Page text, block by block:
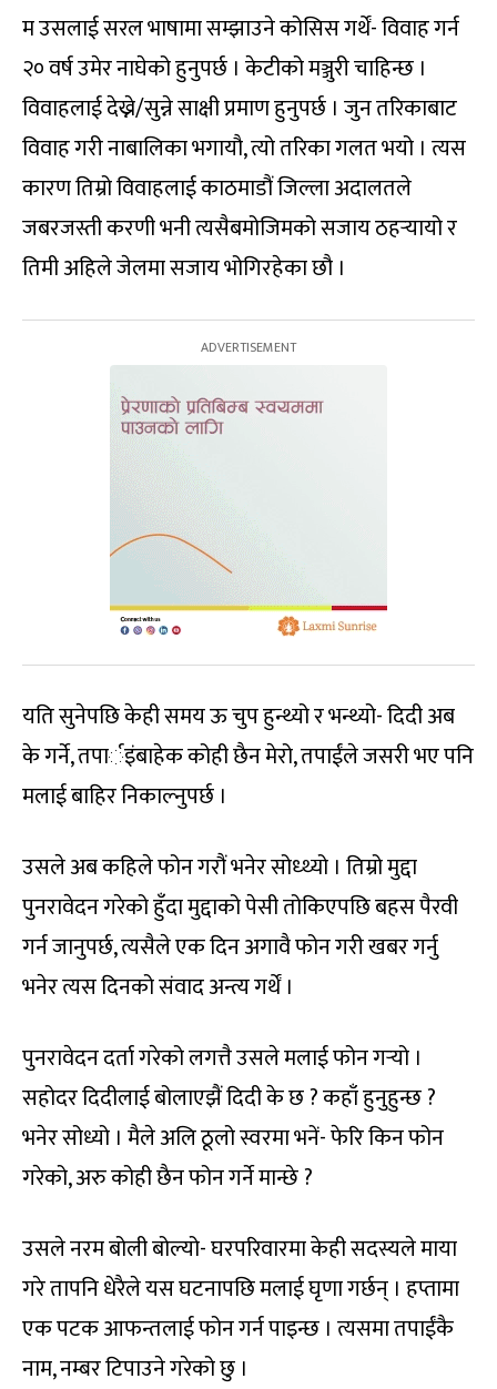
म उसलाई सरल भाषामा सम्झाउने कोसिस गर्थें- विवाह गर्न
२० वर्ष उमेर नाघेको हुनुपर्छ । केटीको मञ्जुरी चाहिन्छ ।
विवाहलाई देख्ने/सुन्ने साक्षी प्रमाण हुनुपर्छ । जुन तरिकाबाट
विवाह गरी नाबालिका भगायौ, त्यो तरिका गलत भयो । त्यस
कारण तिम्रो विवाहलाई काठमाडौं जिल्ला अदालतले
जबरजस्ती करणी भनी त्यसैबमोजिमको सजाय ठहर्‍यायो र
तिमी अहिले जेलमा सजाय भोगिरहेका छौ ।
यति सुनेपछि केही समय ऊ चुप हुन्थ्यो र भन्थ्यो- दिदी अब
के गर्ने, तपार्इंबाहेक कोही छैन मेरो, तपाईंले जसरी भए पनि
मलाई बाहिर निकाल्नुपर्छ ।
उसले अब कहिले फोन गरौं भनेर सोध्थ्यो । तिम्रो मुद्दा
पुनरावेदन गरेको हुँदा मुद्दाको पेसी तोकिएपछि बहस पैरवी
गर्न जानुपर्छ, त्यसैले एक दिन अगावै फोन गरी खबर गर्नु
भनेर त्यस दिनको संवाद अन्त्य गर्थें ।
पुनरावेदन दर्ता गरेको लगत्तै उसले मलाई फोन गर्‍यो ।
सहोदर दिदीलाई बोलाएझैं दिदी के छ ? कहाँ हुनुहुन्छ ?
भनेर सोध्यो । मैले अलि ठूलो स्वरमा भनें- फेरि किन फोन
गरेको, अरु कोही छैन फोन गर्ने मान्छे ?
उसले नरम बोली बोल्यो- घरपरिवारमा केही सदस्यले माया
गरे तापनि धेरैले यस घटनापछि मलाई घृणा गर्छन् । हप्तामा
एक पटक आफन्तलाई फोन गर्न पाइन्छ । त्यसमा तपाईंकै
नाम, नम्बर टिपाउने गरेको छु ।